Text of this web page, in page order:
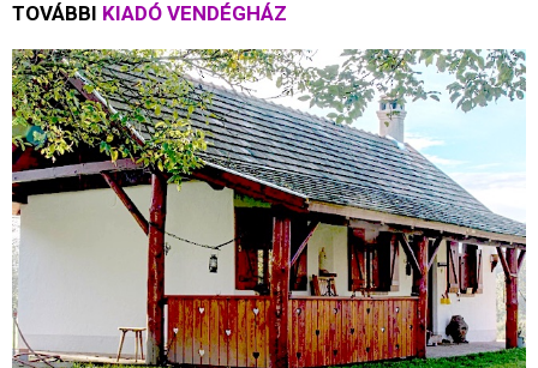
TOVÁBBI KIADÓ VENDÉGHÁZ